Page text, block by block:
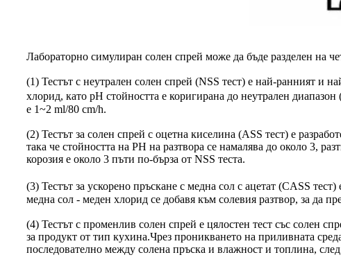
Лабораторно симулиран солен спрей може да бъде разделен на
(1) Тестът с неутрален солен спрей (NSS тест) е най-ранният и
хлорид, като pH стойността е коригирана до неутрален
е 1~2 ml/80 cm/h.
(2) Тестът за солен спрей с оцетна киселина (ASS тест) е
така че стойността на PH на разтвора се намалява до около 3,
корозия е около 3 пъти по-бърза от NSS теста.
(3) Тестът за ускорено пръскане с медна сол с ацетат (CASS
медна сол - меден хлорид се добавя към солевия разтвор, за да
(4) Тестът с променлив солен спрей е цялостен тест със солен
за продукт от тип кухина.Чрез проникването на приливната
последователно между солена пръска и влажност и топлина,